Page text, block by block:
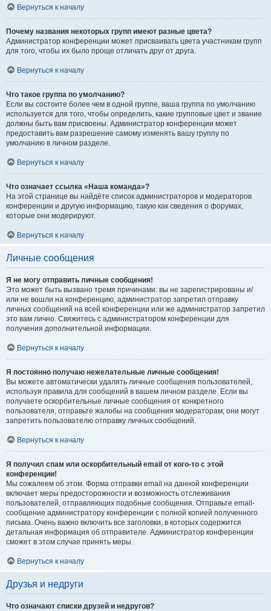
Вернуться к началу
Почему названия некоторых групп имеют разные цвета?
Администратор конференции может присваивать цвета участникам групп
для того, чтобы их было проще отличать друг от друга.
Вернуться к началу
Что такое группа по умолчанию?
Если вы состоите более чем в одной группе, ваша группа по умолчанию
используется для того, чтобы определить, какие групповые цвет и звание
должны быть вам присвоены. Администратор конференции может
предоставить вам разрешение самому изменять вашу группу по
умолчанию в личном разделе.
Вернуться к началу
Что означает ссылка «Наша команда»?
На этой странице вы найдёте список администраторов и модераторов
конференции и другую информацию, такую как сведения о форумах,
которые они модерируют.
Вернуться к началу
Личные сообщения
Я не могу отправить личные сообщения!
Это может быть вызвано тремя причинами: вы не зарегистрированы и/
или не вошли на конференцию, администратор запретил отправку
личных сообщений на всей конференции или же администратор запретил
это вам лично. Свяжитесь с администратором конференции для
получения дополнительной информации.
Вернуться к началу
Я постоянно получаю нежелательные личные сообщения!
Вы можете автоматически удалять личные сообщения пользователей,
используя правила для сообщений в вашем личном разделе. Если вы
получаете оскорбительные личные сообщения от конкретного
пользователя, отправьте жалобы на сообщения модераторам; они могут
запретить пользователю отправку личных сообщений.
Вернуться к началу
Я получил спам или оскорбительный email от кого-то с этой
конференции!
Мы сожалеем об этом. Форма отправки email на данной конференции
включает меры предосторожности и возможность отслеживания
пользователей, отправляющих подобные сообщения. Отправьте email-
сообщение администратору конференции с полной копией полученного
письма. Очень важно включить все заголовки, в которых содержится
детальная информация об отправителе. Администратор конференции
сможет в этом случае принять меры.
Вернуться к началу
Друзья и недруги
Что означают списки друзей и недругов?